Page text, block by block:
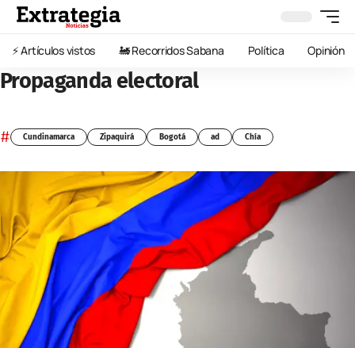
⚡️ Artículos vistos 🚂 Recorridos Sabana Política Opinión
Propaganda electoral
# Cundinamarca Zipaquirá Bogotá ad Chía